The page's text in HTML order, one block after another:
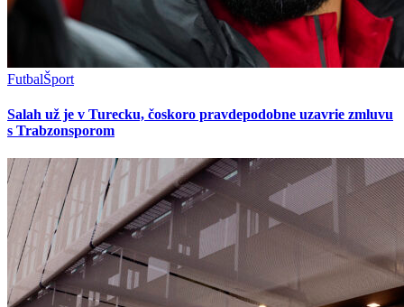
FutbalŠport
Salah už je v Turecku, čoskoro pravdepodobne uzavrie zmluvu
s Trabzonsporom